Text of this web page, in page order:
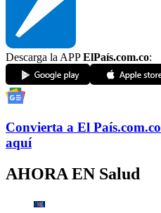
Descarga la APPElPaís.com.co:
Convierta a El País.com.co
aquí
AHORA EN Salud